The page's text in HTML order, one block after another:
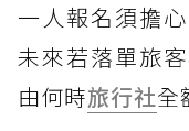
一人報名須擔
未來若落單旅
由何時旅行社全